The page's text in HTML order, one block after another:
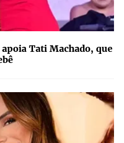
Tati Machado, que